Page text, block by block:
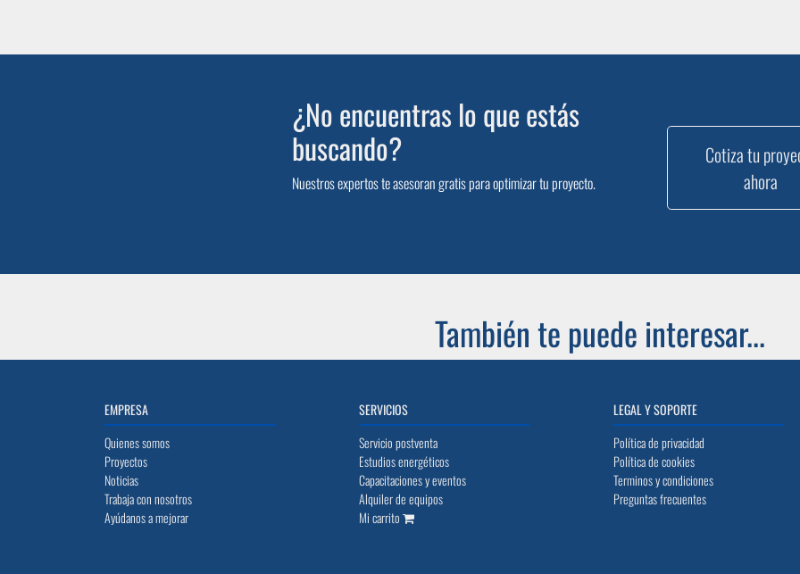
¿No encuentras lo que estás
buscando?
Nuestros expertos te asesoran gratis para optimizar tu proyecto.
Cotiza tu
ahora
También te puede interesar...
EMPRESA
Quienes somos
Proyectos
Noticias
Trabaja con nosotros
Ayúdanos a mejorar
SERVICIOS
Servicio postventa
Estudios energéticos
Capacitaciones y eventos
Alquiler de equipos
Mi carrito
LEGAL Y SOPORTE
Política de privacidad
Política de cookies
Terminos y condiciones
Preguntas frecuentes